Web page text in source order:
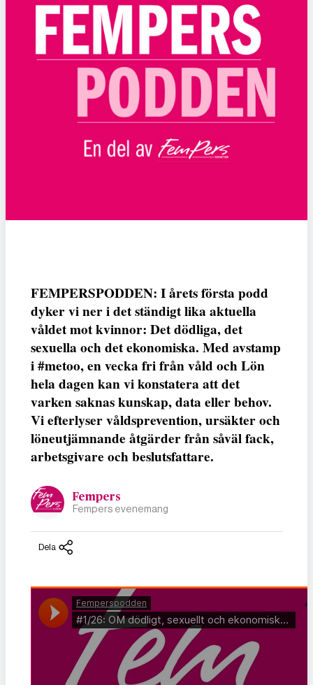
FEMPERSPODDEN: I årets första podd
dyker vi ner i det ständigt lika aktuella
våldet mot kvinnor: Det dödliga, det
sexuella och det ekonomiska. Med avstamp
i #metoo, en vecka fri från våld och Lön
hela dagen kan vi konstatera att det
varken saknas kunskap, data eller behov.
Vi efterlyser våldsprevention, ursäkter och
löneutjämnande åtgärder från såväl fack,
arbetsgivare och beslutsfattare.
Fempers
Fempers evenemang
Dela